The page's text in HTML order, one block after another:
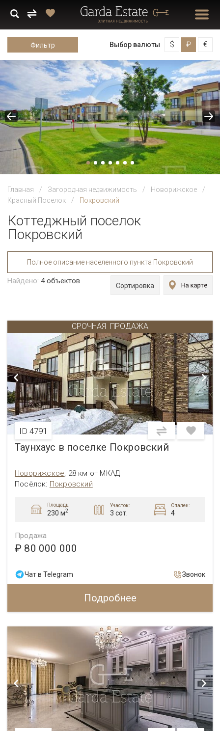
Фильтр Выбор валюты $ ₽ €
Главная Загородная недвижимость
Новорижское
Красный Поселок
Покровский
Коттеджный поселок
Покровский
Полное описание населенного пункта Покровский
Найдено: 4объектов
Сортировка
СРОЧНАЯ ПРОДАЖА
ID 4791
Таунхаус в поселке Покровский
Новорижское, 28 км от МКАД
Посёлок: Покровский
Площадь:
230 м2
Участок:
3 сот.
Спален:
4
Продажа
₽ 80 000 000
Чат в Telegram Звонок
Подробнее